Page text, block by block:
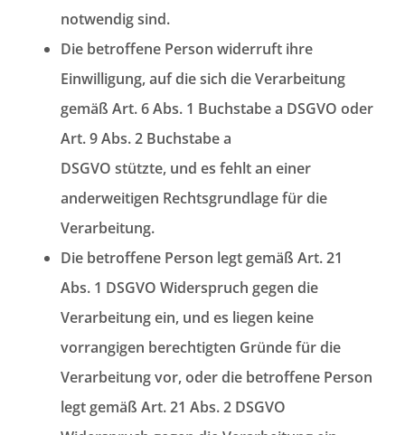
notwendig sind.
Die betroffene Person widerruft ihre
Einwilligung, auf die sich die Verarbeitung
gemäß Art. 6 Abs. 1 Buchstabe a DSGVO oder
Art. 9 Abs. 2 Buchstabe a
DSGVO stützte, und es fehlt an einer
anderweitigen Rechtsgrundlage für die
Verarbeitung.
Die betroffene Person legt gemäß Art. 21
Abs. 1 DSGVO Widerspruch gegen die
Verarbeitung ein, und es liegen keine
vorrangigen berechtigten Gründe für die
Verarbeitung vor, oder die betroffene Person
legt gemäß Art. 21 Abs. 2 DSGVO